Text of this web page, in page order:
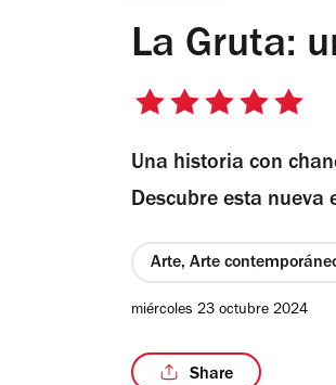
La Gruta:
5
5
estrellas
Una historia con
Descubre esta nueva
Arte, Arte
miércoles 23 octubre 2024
Share